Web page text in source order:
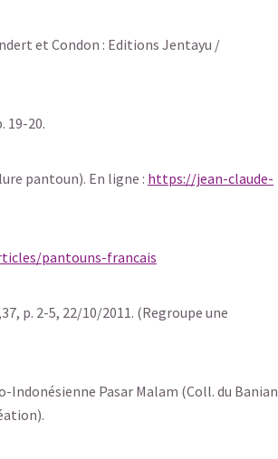
et Condon : Editions Jentayu /
19-20.
pantoun). En ligne : https://jean-claude-
pantouns-francais
p. 2-5, 22/10/2011. (Regroupe une
Indonésienne Pasar Malam (Coll. du Banian